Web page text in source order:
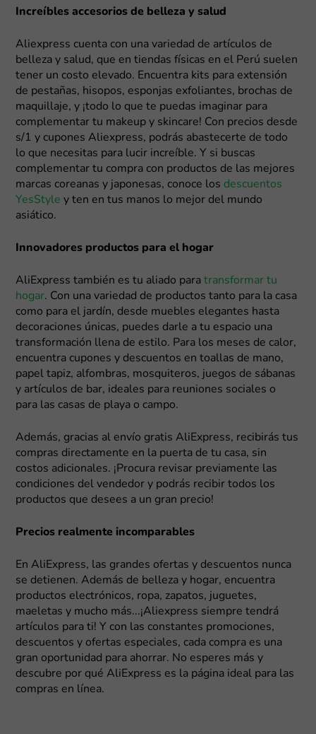
Increíbles accesorios de belleza y salud
Aliexpress cuenta con una variedad de artículos de
belleza y salud, que en tiendas físicas en el Perú suelen
tener un costo elevado. Encuentra kits para extensión
de pestañas, hisopos, esponjas exfoliantes, brochas de
maquillaje, y ¡todo lo que te puedas imaginar para
complementar tu makeup y skincare! Con precios desde
s/1 y cupones Aliexpress, podrás abastecerte de todo
lo que necesitas para lucir increíble. Y si buscas
complementar tu compra con productos de las mejores
marcas coreanas y japonesas, conoce los descuentos
YesStyle y ten en tus manos lo mejor del mundo
asiático.
Innovadores productos para el hogar
AliExpress también es tu aliado paratransformar tu
hogar. Con una variedad de productos tanto para la casa
como para el jardín, desde muebles elegantes hasta
decoraciones únicas, puedes darle a tu espacio una
transformación llena de estilo. Para los meses de calor,
encuentra cupones y descuentos en toallas de mano,
papel tapiz, alfombras, mosquiteros, juegos de sábanas
y artículos de bar, ideales para reuniones sociales o
para las casas de playa o campo.
Además, gracias al envío gratis AliExpress, recibirás tus
compras directamente en la puerta de tu casa, sin
costos adicionales. ¡Procura revisar previamente las
condiciones del vendedor y podrás recibir todos los
productos que desees a un gran precio!
Precios realmente incomparables
En AliExpress, las grandes ofertas y descuentos nunca
se detienen. Además de belleza y hogar, encuentra
productos electrónicos, ropa, zapatos, juguetes,
maeletas y mucho más...¡Aliexpress siempre tendrá
artículos para ti! Y con las constantes promociones,
descuentos y ofertas especiales, cada compra es una
gran oportunidad para ahorrar. No esperes más y
descubre por qué AliExpress es la página ideal para las
compras en línea.